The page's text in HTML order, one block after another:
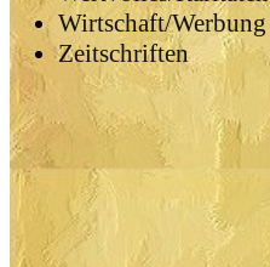
Wirtschaft/Werbung
Zeitschriften